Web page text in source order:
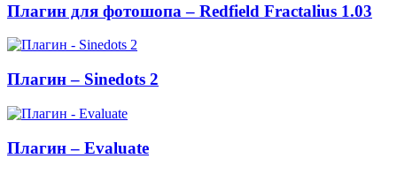
Плагин для фотошопа – Redfield Fractalius 1.03
Плагин – Sinedots 2
Плагин – Evaluate